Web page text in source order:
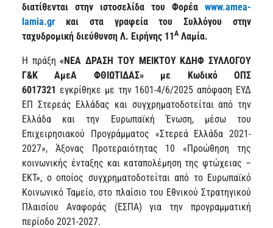
διατίθενται στην ιστοσελίδα του Φορέα www.amea-
lamia.gr και στα γραφεία του Συλλόγου στην
ταχυδρομική διεύθυνση Λ. Ειρήνης 11Α Λαμία.
Η πράξη«ΝΕΑ ΔΡΑΣΗ ΤΟΥ ΜΕΙΚΤΟΥ ΚΔΗΦ ΣΥΛΛΟΓΟΥ
Γ&Κ ΑμεΑ ΦΘΙΩΤΙΔΑΣ» με Κωδικό ΟΠΣ
6017321 εγκρίθηκε με την 1601-4/6/2025 απόφαση ΕΥΔ
ΕΠ Στερεάς Ελλάδας και συγχρηματοδοτείται από την
Ελλάδα και την Ευρωπαϊκή Ένωση, μέσω του
Επιχειρησιακού Προγράμματος «Στερεά Ελλάδα 2021-
2027», Άξονας Προτεραιότητας 10 «Προώθηση της
κοινωνικής ένταξης και καταπολέμηση της φτώχειας –
ΕΚΤ», ο οποίος συγχρηματοδοτείται από το Ευρωπαϊκό
Κοινωνικό Ταμείο, στο πλαίσιο του Εθνικού Στρατηγικού
Πλαισίου Αναφοράς (ΕΣΠΑ) για την προγραμματική
περίοδο 2021-2027.